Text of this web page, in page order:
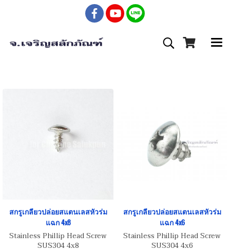
สกรูเกลียวปล่อยสแตนเลสหัวร่ม
แฉก 4x8
Stainless Phillip Head Screw
SUS304 4x8
สกรูเกลียวปล่อยสแตนเลสหัวร่ม
แฉก 4x6
Stainless Phillip Head Screw
SUS304 4x6